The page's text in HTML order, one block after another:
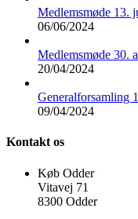
Medlemsmøde 13.
06/06/2024
Medlemsmøde 30.
20/04/2024
Generalforsamling
09/04/2024
Kontakt os
Køb Odder
Vitavej 71
8300 Odder